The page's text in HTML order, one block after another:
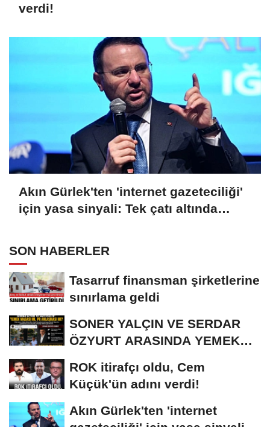
verdi!
Akın Gürlek'ten 'internet gazeteciliği'
için yasa sinyali: Tek çatı altında
SON HABERLER
Tasarruf finansman şirketlerine
sınırlama geldi
SONER YALÇIN VE SERDAR
ÖZYURT ARASINDA YEMEK
ROK itirafçı oldu, Cem
Küçük'ün adını verdi!
Akın Gürlek'ten 'internet